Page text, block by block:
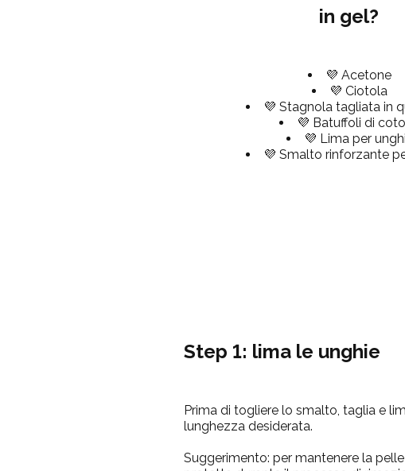
in gel?
💜 Acetone
💜 Ciotola
💜 Stagnola tagliata in
💜 Batuffoli di
💜 Lima per
💜 Smalto rinforzante
Step 1: lima le unghie
Prima di togliere lo smalto, taglia e
lunghezza desiderata.
Suggerimento: per mantenere la